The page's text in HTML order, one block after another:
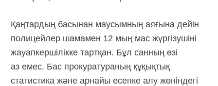
Қаңтардың басынан маусымның аяғына дейін
полицейлер шамамен 12 мың мас жүргізушіні
жауапкершілікке тартқан. Бұл санның өзі
аз емес. Бас прокуратураның құқықтық
статистика және арнайы есепке алу жөніндегі